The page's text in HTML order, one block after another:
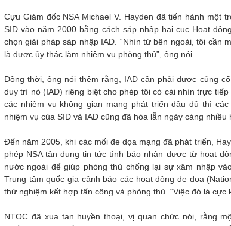
Cựu Giám đốc NSA Michael V. Hayden đã tiến hành một
SID vào năm 2000 bằng cách sáp nhập hai cục Hoạt
chọn giải pháp sáp nhập IAD. “Nhìn từ bên ngoài, tôi cần
là được ủy thác làm nhiệm vụ phòng thủ”, ông nói.
Đồng thời, ông nói thêm rằng, IAD cần phải được củng
duy trì nó (IAD) riêng biệt cho phép tôi có cái nhìn trực
các nhiệm vụ không gian mạng phát triển đầu đủ thì
nhiệm vụ của SID và IAD cũng đã hòa lẫn ngày càng nhiều
Đến năm 2005, khi các mối đe dọa mạng đã phát triển,
phép NSA tận dụng tin tức tình báo nhận được từ hoạt
nước ngoài để giúp phòng thủ chống lại sự xâm nhập
Trung tâm quốc gia cảnh báo các hoạt động đe dọa
thử nghiệm kết hợp tấn công và phòng thủ. “Việc đó là cực
NTOC đã xua tan huyền thoại, vị quan chức nói, rằng